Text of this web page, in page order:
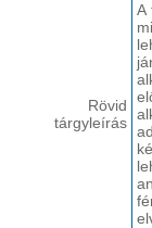
Rövid
tárgyleírás
A